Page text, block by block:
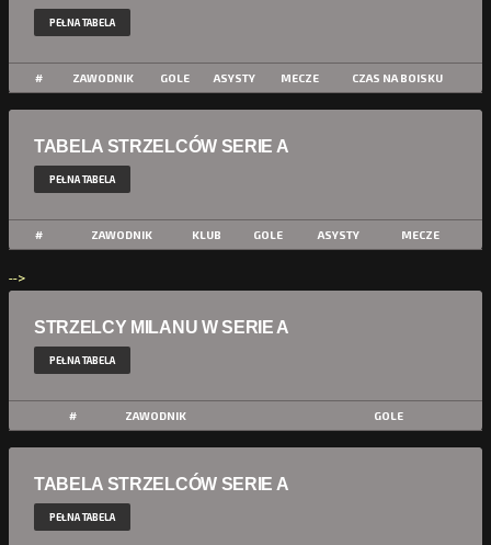
PEŁNA TABELA
# ZAWODNIK GOLE ASYSTY MECZE CZAS NA BOISKU
TABELA STRZELCÓW SERIE A
PEŁNA TABELA
# ZAWODNIK KLUB GOLE ASYSTY MECZE
-->
STRZELCY MILANU W SERIE A
PEŁNA TABELA
# ZAWODNIK GOLE
TABELA STRZELCÓW SERIE A
PEŁNA TABELA